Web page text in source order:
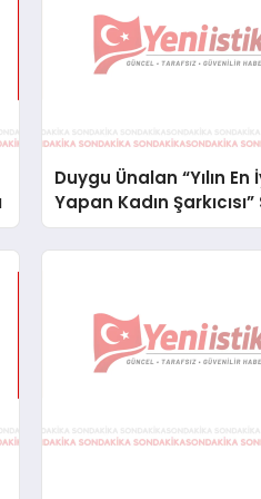
Duygu Ünalan “Yılın En
Yapan Kadın
!